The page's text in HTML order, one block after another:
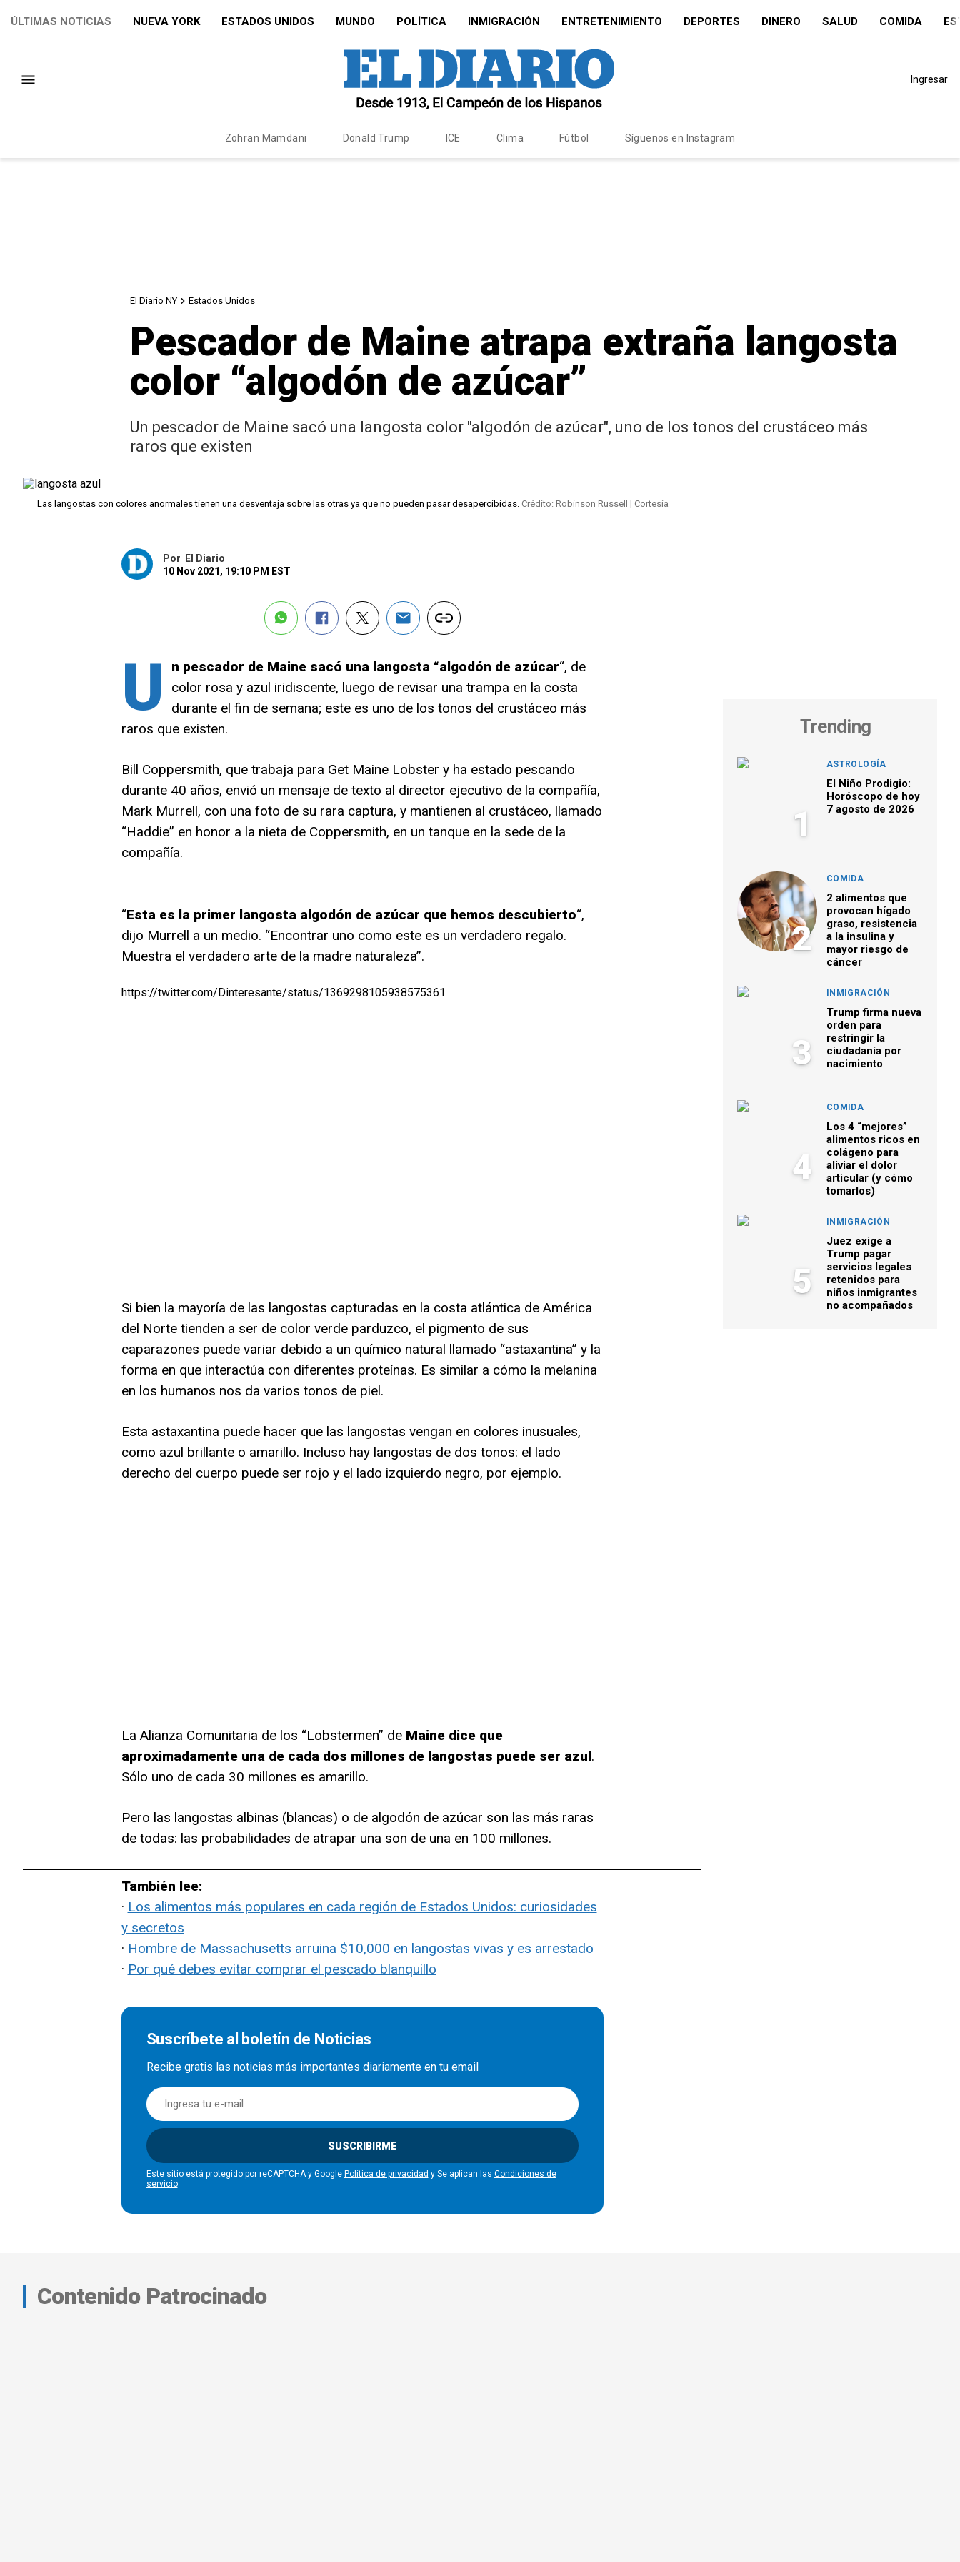
ÚLTIMAS NOTICIAS NUEVA YORK ESTADOS UNIDOS MUNDO POLÍTICA INMIGRACIÓN ENTRETENIMIENTO DEPORTES DINERO SALUD COMIDA
Ingresar
Zohran Mamdani Donald Trump ICE Clima Fútbol Síguenos en Instagram
El Diario NY Estados Unidos
Pescador de Maine atrapa extraña langosta
color “algodón de azúcar”
Un pescador de Maine sacó una langosta color "algodón de azúcar", uno de los tonos del crustáceo más
raros que existen
Las langostas con colores anormales tienen una desventaja sobre las otras ya que no pueden pasar desapercibidas. Crédito: Robinson Russell | Cortesía
Por
El Diario
10 Nov 2021, 19:10 PM EST
U n pescador de Maine sacó una langosta “algodón de azúcar“, de
color rosa y azul iridiscente, luego de revisar una trampa en la costa
durante el fin de semana; este es uno de los tonos del crustáceo más
raros que existen.
Bill Coppersmith, que trabaja para Get Maine Lobster y ha estado pescando
durante 40 años, envió un mensaje de texto al director ejecutivo de la compañía,
Mark Murrell, con una foto de su rara captura, y mantienen al crustáceo, llamado
“Haddie” en honor a la nieta de Coppersmith, en un tanque en la sede de la
compañía.
“Esta es la primer langosta algodón de azúcar que hemos descubierto“,
dijo Murrell a un medio. “Encontrar uno como este es un verdadero regalo.
Muestra el verdadero arte de la madre naturaleza”.
https://twitter.com/Dinteresante/status/1369298105938575361
Si bien la mayoría de las langostas capturadas en la costa atlántica de América
del Norte tienden a ser de color verde parduzco, el pigmento de sus
caparazones puede variar debido a un químico natural llamado “astaxantina” y la
forma en que interactúa con diferentes proteínas. Es similar a cómo la melanina
en los humanos nos da varios tonos de piel.
Esta astaxantina puede hacer que las langostas vengan en colores inusuales,
como azul brillante o amarillo. Incluso hay langostas de dos tonos: el lado
derecho del cuerpo puede ser rojo y el lado izquierdo negro, por ejemplo.
La Alianza Comunitaria de los “Lobstermen” de Maine dice que
aproximadamente una de cada dos millones de langostas puede ser azul.
Sólo uno de cada 30 millones es amarillo.
Pero las langostas albinas (blancas) o de algodón de azúcar son las más raras
de todas: las probabilidades de atrapar una son de una en 100 millones.
También lee:
· Los alimentos más populares en cada región de Estados Unidos: curiosidades
y secretos
· Hombre de Massachusetts arruina $10,000 en langostas vivas y es arrestado
· Por qué debes evitar comprar el pescado blanquillo
Suscríbete al boletín de Noticias
Recibe gratis las noticias más importantes diariamente en tu email
SUSCRIBIRME
Este sitio está protegido por reCAPTCHA y Google Política de privacidad y Se aplican las Condiciones de
servicio.
Trending
1
ASTROLOGÍA
El Niño Prodigio:
Horóscopo de hoy
7 agosto de 2026
2
COMIDA
2 alimentos que
provocan hígado
graso, resistencia
a la insulina y
mayor riesgo de
cáncer
3
INMIGRACIÓN
Trump firma nueva
orden para
restringir la
ciudadanía por
nacimiento
4
COMIDA
Los 4 “mejores”
alimentos ricos en
colágeno para
aliviar el dolor
articular (y cómo
tomarlos)
5
INMIGRACIÓN
Juez exige a
Trump pagar
servicios legales
retenidos para
niños inmigrantes
no acompañados
Contenido Patrocinado